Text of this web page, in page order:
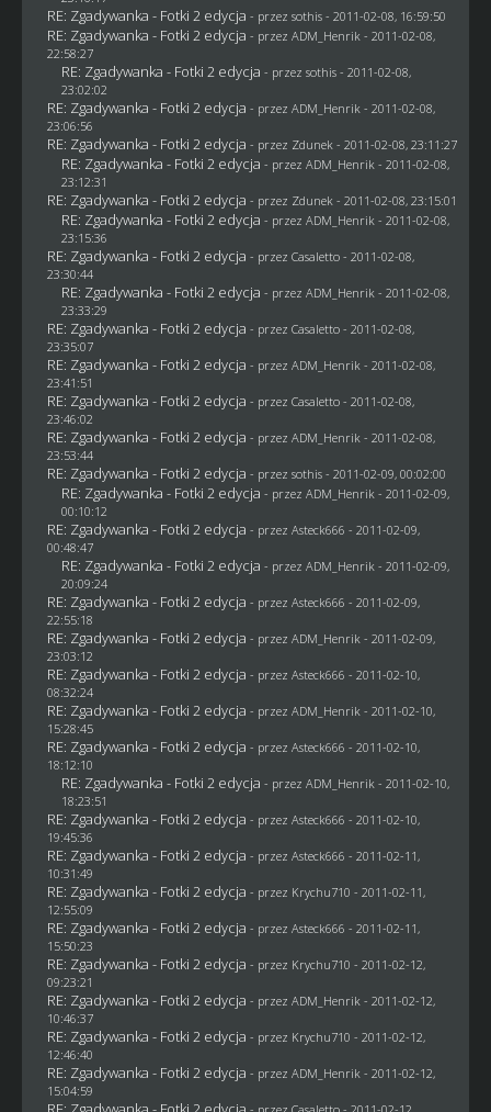
RE: Zgadywanka - Fotki 2 edycja - przez sothis- 2011-02-08, 16:59:50
RE: Zgadywanka - Fotki 2 edycja - przez ADM_Henrik - 2011-02-08,
22:58:27
RE: Zgadywanka - Fotki 2 edycja - przez sothis- 2011-02-08,
23:02:02
RE: Zgadywanka - Fotki 2 edycja - przez ADM_Henrik - 2011-02-08,
23:06:56
RE: Zgadywanka - Fotki 2 edycja - przez Zdunek - 2011-02-08, 23:11:27
RE: Zgadywanka - Fotki 2 edycja - przez ADM_Henrik - 2011-02-08,
23:12:31
RE: Zgadywanka - Fotki 2 edycja - przez Zdunek - 2011-02-08, 23:15:01
RE: Zgadywanka - Fotki 2 edycja - przez ADM_Henrik - 2011-02-08,
23:15:36
RE: Zgadywanka - Fotki 2 edycja - przez Casaletto- 2011-02-08,
23:30:44
RE: Zgadywanka - Fotki 2 edycja - przez ADM_Henrik - 2011-02-08,
23:33:29
RE: Zgadywanka - Fotki 2 edycja - przez Casaletto- 2011-02-08,
23:35:07
RE: Zgadywanka - Fotki 2 edycja - przez ADM_Henrik - 2011-02-08,
23:41:51
RE: Zgadywanka - Fotki 2 edycja - przez Casaletto- 2011-02-08,
23:46:02
RE: Zgadywanka - Fotki 2 edycja - przez ADM_Henrik - 2011-02-08,
23:53:44
RE: Zgadywanka - Fotki 2 edycja - przez sothis- 2011-02-09, 00:02:00
RE: Zgadywanka - Fotki 2 edycja - przez ADM_Henrik - 2011-02-09,
00:10:12
RE: Zgadywanka - Fotki 2 edycja - przez Asteck666 - 2011-02-09,
00:48:47
RE: Zgadywanka - Fotki 2 edycja - przez ADM_Henrik - 2011-02-09,
20:09:24
RE: Zgadywanka - Fotki 2 edycja - przez Asteck666 - 2011-02-09,
22:55:18
RE: Zgadywanka - Fotki 2 edycja - przez ADM_Henrik - 2011-02-09,
23:03:12
RE: Zgadywanka - Fotki 2 edycja - przez Asteck666 - 2011-02-10,
08:32:24
RE: Zgadywanka - Fotki 2 edycja - przez ADM_Henrik - 2011-02-10,
15:28:45
RE: Zgadywanka - Fotki 2 edycja - przez Asteck666 - 2011-02-10,
18:12:10
RE: Zgadywanka - Fotki 2 edycja - przez ADM_Henrik - 2011-02-10,
18:23:51
RE: Zgadywanka - Fotki 2 edycja - przez Asteck666 - 2011-02-10,
19:45:36
RE: Zgadywanka - Fotki 2 edycja - przez Asteck666 - 2011-02-11,
10:31:49
RE: Zgadywanka - Fotki 2 edycja - przez Krychu710 - 2011-02-11,
12:55:09
RE: Zgadywanka - Fotki 2 edycja - przez Asteck666 - 2011-02-11,
15:50:23
RE: Zgadywanka - Fotki 2 edycja - przez Krychu710 - 2011-02-12,
09:23:21
RE: Zgadywanka - Fotki 2 edycja - przez ADM_Henrik - 2011-02-12,
10:46:37
RE: Zgadywanka - Fotki 2 edycja - przez Krychu710 - 2011-02-12,
12:46:40
RE: Zgadywanka - Fotki 2 edycja - przez ADM_Henrik - 2011-02-12,
15:04:59